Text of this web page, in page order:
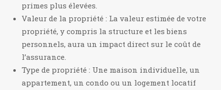
primes plus élevées.
Valeur de la propriété : La valeur estimée de votre
propriété, y compris la structure et les biens
personnels, aura un impact direct sur le coût de
l’assurance.
Type de propriété : Une maison individuelle, un
appartement, un condo ou un logement locatif